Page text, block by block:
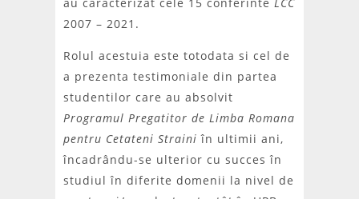
2007 – 2021.
Rolul acestuia este totodata si cel de
a prezenta testimoniale din partea
studentilor care au absolvit
Programul Pregatitor de Limba Romana
pentru Cetateni Straini în ultimii ani,
încadrându-se ulterior cu succes în
studiul în diferite domenii la nivel de